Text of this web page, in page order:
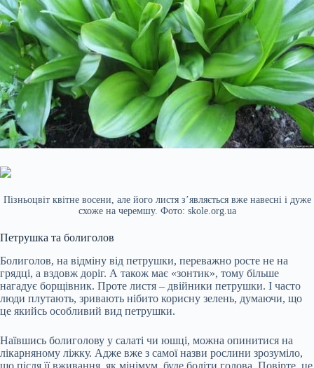
Пізньоцвіт квітне восени, але його листя з’являється вже навесні і дуже
схоже на черемшу. Фото: skole.org.ua
Петрушка та болиголов
Болиголов, на відміну від петрушки, переважно росте не на
грядці, а вздовж доріг. А також має «зонтик», тому більше
нагадує борщівник. Проте листя – двійники петрушки. І часто
люди плутають, зривають нібито корисну зелень, думаючи, що
це якийсь особливий вид петрушки.
Наївшись болиголову у салаті чи юшці, можна опинитися на
лікарняному ліжку. Адже вже з самої назви рослини зрозуміло,
що після її вживання, як мінімум, буде боліти голова. Повірте, це